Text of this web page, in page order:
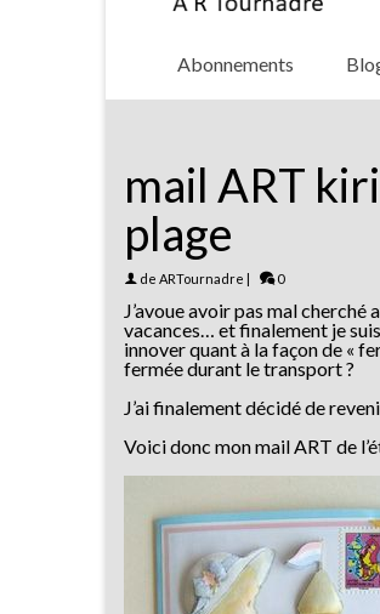
Abonnements
mail ART
plage
de ARTournadre | 0
J’avoue avoir pas mal
vacances… et finalement je
innover quant à la façon de «
fermée durant le transport ?
J’ai finalement décidé de
Voici donc mon mail ART de